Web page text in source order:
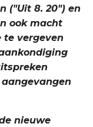
("Uit 8. 20") en
ook macht
te vergeven
nieuwe